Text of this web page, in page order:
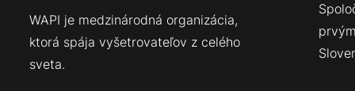
WAPI je medzinárodná organizácia,
ktorá spája vyšetrovateľov z celého
sveta.